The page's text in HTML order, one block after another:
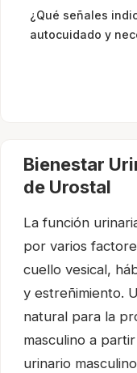
¿Qué señales
autocuidado y
Bienestar
de Urostal
La función
por varios
cuello vesical,
y estreñimiento.
natural para la
masculino a
urinario